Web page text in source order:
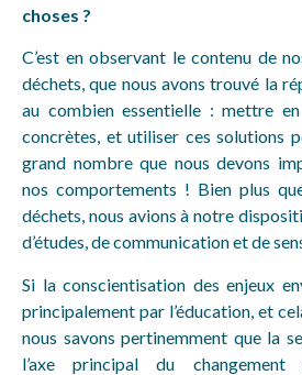
choses ?
C’est en observant le contenu de
déchets, que nous avons trouvé la
au combien essentielle : mettre
concrètes, et utiliser ces solutions
grand nombre que nous devons
nos comportements ! Bien plus
déchets, nous avions à notre
d’études, de communication et de
Si la conscientisation des enjeux
principalement par l’éducation, et
nous savons pertinemment que la
l’axe principal du changement